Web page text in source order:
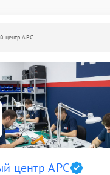
центр APC
центр APC